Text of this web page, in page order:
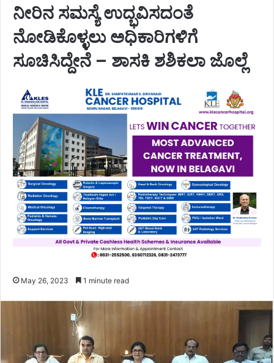
ನೀರಿನ ಸಮಸ್ಯೆ ಉದ್ಭವಿಸದಂತೆ
ನೋಡಿಕೊಳ್ಳಲು ಅಧಿಕಾರಿಗಳಿಗೆ
ಸೂಚಿಸಿದ್ದೇನೆ – ಶಾಸಕಿ ಶಶಿಕಲಾ ಜೊಲ್ಲೆ
May 26, 2023 1 minute read